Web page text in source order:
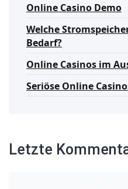
Online Casino Demo
Welche
Bedarf?
Online Casinos im
Seriöse Online
Letzte